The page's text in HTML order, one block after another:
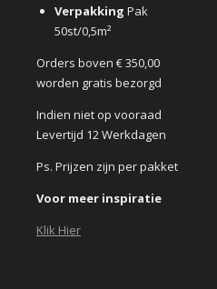
Verpakking Pak
50st/0,5m²
Orders boven € 350,00
worden gratis bezorgd
Indien niet op vooraad
Levertijd 12 Werkdagen
Ps. Prijzen zijn per pakket
Voor meer inspiratie
Klik Hier